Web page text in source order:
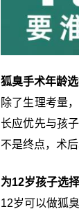
狐臭手术年龄
除了生理考量
长应优先与孩
不是终点，术
为12岁孩子选
12岁可以做狐